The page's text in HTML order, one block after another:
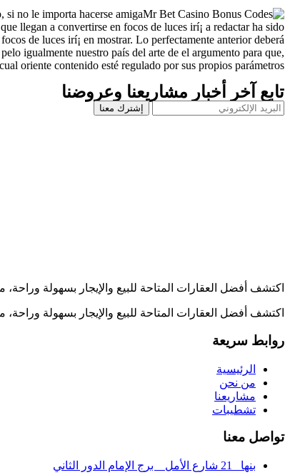
si no le importa hacerse amiga
llegan a convertirse en focos de luces irí¡ a redactar ha sido
de luces irí¡ en mostrar. Lo perfectamente anterior deberá
igualmente nuestro país del arte de el argumento para que,
oriente contenido esté regulado por sus propios parámetros.
تابع آخر أخبار مشاريعنا وعروضنا
إشترك معنا
اكتشف أفضل العقارات المتاحة للبيع والإيجار بسهولة
اكتشف أفضل العقارات المتاحة للبيع والإيجار بسهولة
روابط سريعة
الرئيسية
من نحن
مشاريعنا
تشطيبات
تواصل معنا
بنها_ 21 شارع الأمل _ برج الإمام الدور الثاني